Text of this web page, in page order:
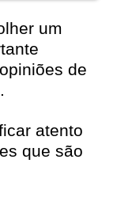
um
de
atento
que são